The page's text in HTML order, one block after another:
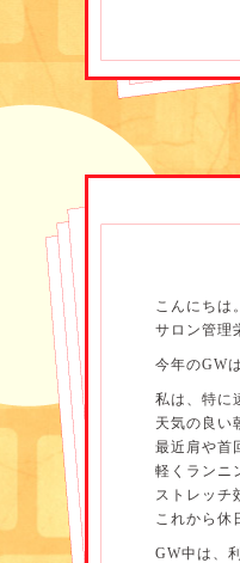
利用者様同
おいしそう
ハイペー
92歳の女
皆、甘いも
「別腹やね
外出レクは
そこに行く
こんにちは。
サロン管
今年のGW
私は、特に
天気の良い
最近肩や首
軽くランニ
ストレッチ
これから休
GW中は、